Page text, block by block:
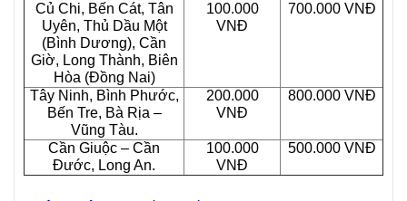
Củ Chi, Bến Cát, Tân
Uyên, Thủ Dầu Một
(Bình Dương), Cần
Giờ, Long Thành, Biên
Hòa (Đồng Nai)
100.000
VNĐ
700.000 VNĐ
Tây Ninh, Bình Phước,
Bến Tre, Bà Rịa –
Vũng Tàu.
200.000
VNĐ
800.000 VNĐ
Cần Giuộc – Cần
Đước, Long An.
100.000
VNĐ
500.000 VNĐ